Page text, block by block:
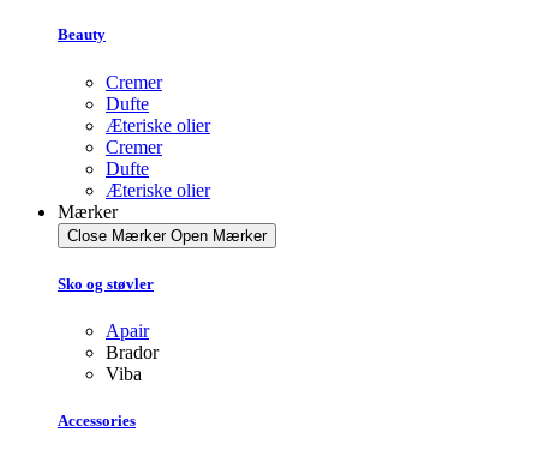
Beauty
Cremer
Dufte
Æteriske olier
Cremer
Dufte
Æteriske olier
Mærker
Close Mærker Open Mærker
Sko og støvler
Apair
Brador
Viba
Accessories